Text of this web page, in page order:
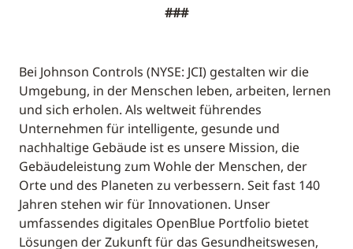
###
Bei Johnson Controls (NYSE: JCI) gestalten wir die
Umgebung, in der Menschen leben, arbeiten, lernen
und sich erholen. Als weltweit führendes
Unternehmen für intelligente, gesunde und
nachhaltige Gebäude ist es unsere Mission, die
Gebäudeleistung zum Wohle der Menschen, der
Orte und des Planeten zu verbessern. Seit fast 140
Jahren stehen wir für Innovationen. Unser
umfassendes digitales OpenBlue Portfolio bietet
Lösungen der Zukunft für das Gesundheitswesen,